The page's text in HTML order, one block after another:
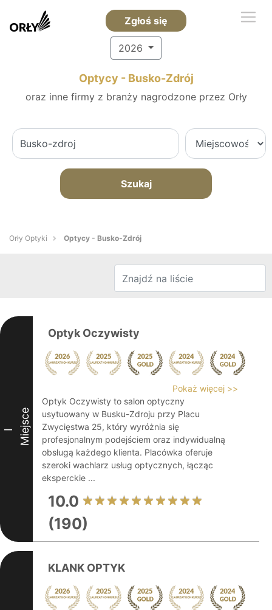
Zgłoś się
2026
Optycy - Busko-Zdrój
oraz inne firmy z branży nagrodzone przez Orły
Szukaj
Orły Optyki Optycy - Busko-Zdrój
I Miejsce
Optyk Oczywisty
Pokaż więcej >>
Optyk Oczywisty to salon optyczny
usytuowany w Busku-Zdroju przy Placu
Zwycięstwa 25, który wyróżnia się
profesjonalnym podejściem oraz indywidualną
obsługą każdego klienta. Placówka oferuje
szeroki wachlarz usług optycznych, łącząc
eksperckie ...
10.0
(190)
KLANK OPTYK